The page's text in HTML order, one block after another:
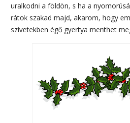
uralkodni a földön, s ha a
rátok szakad majd, akarom, hogy
szívetekben égő gyertya menthet